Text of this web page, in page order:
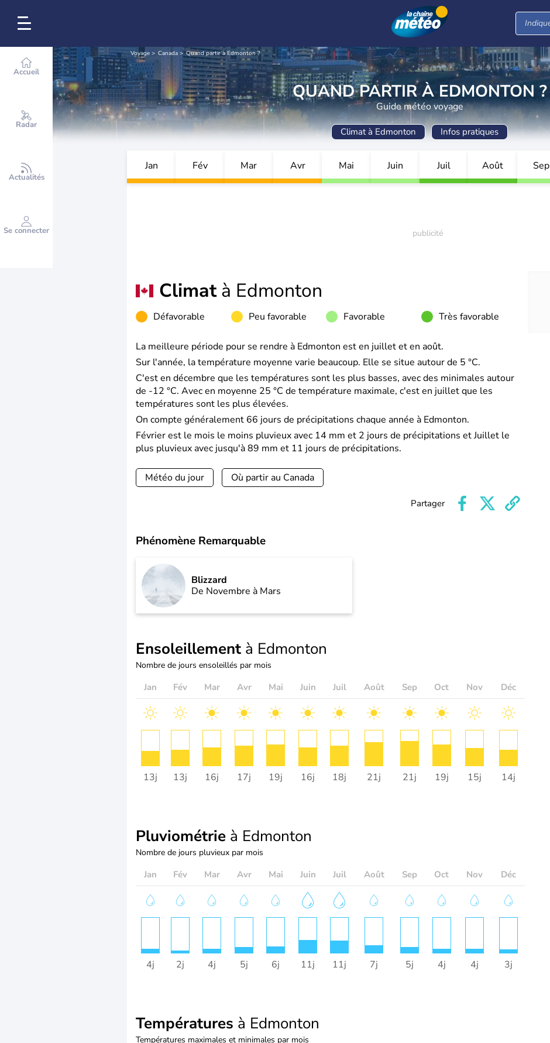
Accueil
Radar
Actualités
Se connecter
Voyage Canada Quand partir à Edmonton ?
QUAND PARTIR À EDMONTON ?
Guide météo voyage
Climat à Edmonton Infos pratiques
Jan Fév Mar Avr Mai Juin Juil Août Sep
Climatà Edmonton
Défavorable Peu favorable Favorable Très favorable
La meilleure période pour se rendre à Edmonton est en juillet et en août.
Sur l'année, la température moyenne varie beaucoup. Elle se situe autour de 5 °C.
C'est en décembre que les températures sont les plus basses, avec des minimales autour
de -12 °C. Avec en moyenne 25 °C de température maximale, c'est en juillet que les
températures sont les plus élevées.
On compte généralement 66 jours de précipitations chaque année à Edmonton.
Février est le mois le moins pluvieux avec 14 mm et 2 jours de précipitations et Juillet le
plus pluvieux avec jusqu'à 89 mm et 11 jours de précipitations.
Météo du jour Où partir au Canada
Partager
Phénomène Remarquable
Blizzard
De Novembre à Mars
Ensoleillement à Edmonton
Nombre de jours ensoleillés par mois
Jan Fév Mar Avr Mai Juin Juil Août Sep Oct Nov Déc
13j 13j 16j 17j 19j 16j 18j 21j 21j 19j 15j 14j
Pluviométrie à Edmonton
Nombre de jours pluvieux par mois
Jan Fév Mar Avr Mai Juin Juil Août Sep Oct Nov Déc
4j 2j 4j 5j 6j 11j 11j 7j 5j 4j 4j 3j
Températures à Edmonton
Températures maximales et minimales par mois